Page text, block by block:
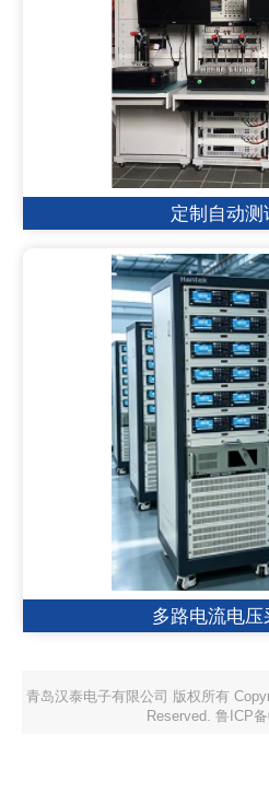
定制自动测
多路电流电压
青岛汉泰电子有限公司 版权所有
Reserved. 鲁ICP